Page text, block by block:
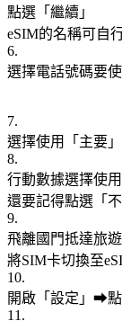
點選「繼續」
eSIM的名稱可自
6.
選擇電話號碼要
7.
選擇使用「主要
8.
行動數據選擇使
還要記得點選「
9.
飛離國門抵達旅
將SIM卡切換至
10.
開啟「設定」➡
11.